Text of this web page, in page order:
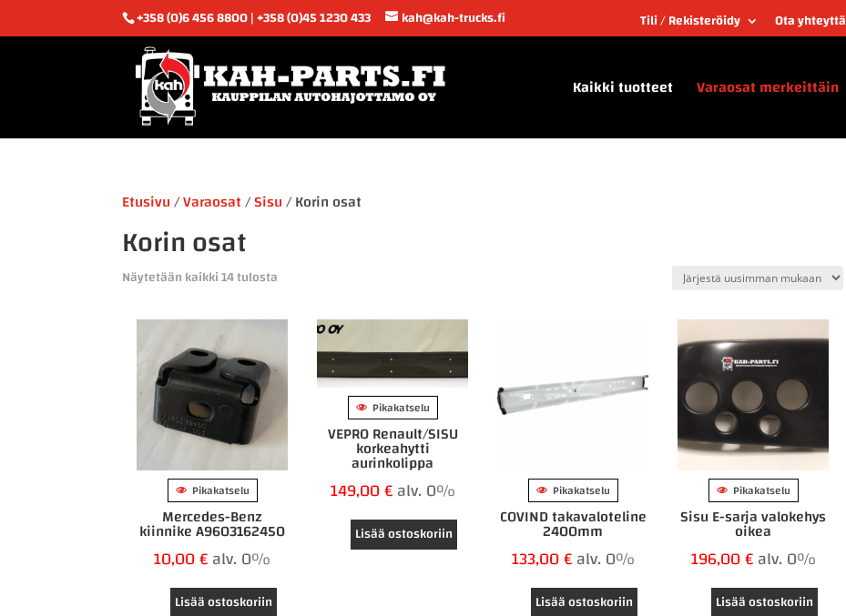
+358 (0)6 456 8800 | +358 (0)45 1230 433 kah@kah-trucks.fi Tili / Rekisteröidy Ota yhteyttä
Kaikki tuotteet Varaosat merkeittäin
Etusivu/Varaosat/Sisu/ Korin osat
Korin osat
Näytetään kaikki 14 tulosta
latest
Pikakatselu
Mercedes-Benz
kiinnike A9603162450
10,00€alv. 0%
Lisää ostoskoriin
Pikakatselu
VEPRO Renault/SISU
korkeahytti
aurinkolippa
149,00€alv. 0%
Lisää ostoskoriin
Pikakatselu
COVIND takavaloteline
2400mm
133,00€alv. 0%
Lisää ostoskoriin
Pikakatselu
Sisu E-sarja valokehys
oikea
196,00€alv. 0%
Lisää ostoskoriin